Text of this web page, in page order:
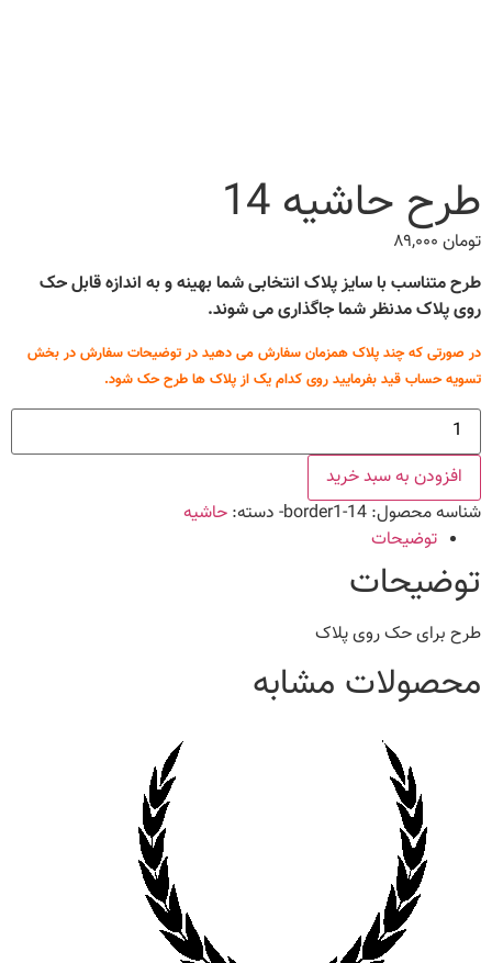
طرح حاشیه 14
تومان
طرح متناسب با سایز پلاک انتخابی شما بهینه و به اندازه قابل حک
روی پلاک مدنظر شما جاگذاری می شوند.
در صورتی که چند پلاک همزمان سفارش می دهید در توضیحات سفارش در بخش
تسویه حساب قید بفرمایید روی کدام یک از پلاک ها طرح حک شود.
طرح
حاشیه
14
عددافزودن به سبد خرید
شناسه محصول: border1-14- دسته: حاشیه
توضیحات
توضیحات
طرح برای حک روی پلاک
محصولات مشابه